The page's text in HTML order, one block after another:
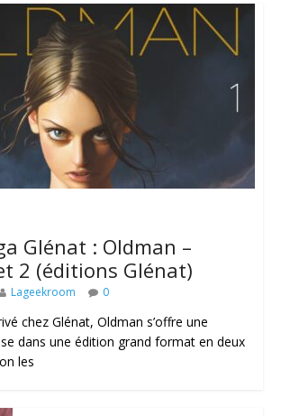
Glénat : Oldman –
2 (éditions Glénat)
Lageekroom 0
chez Glénat, Oldman s’offre une
dans une édition grand format en deux
les